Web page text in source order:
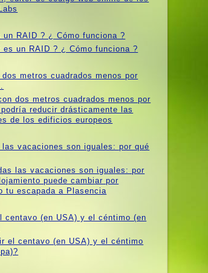
un RAID ? ¿ Cómo funciona ?
metros cuadrados menos por
las vacaciones son iguales: por qué
centavo (en USA) y el céntimo (en